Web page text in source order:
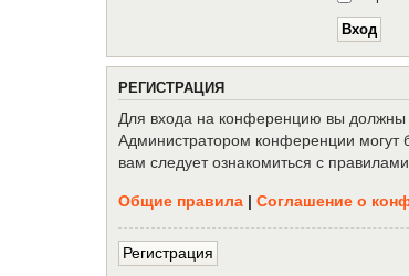
РЕГИСТРАЦИЯ
Для входа на конференцию вы должны
Администратором конференции могут
вам следует ознакомиться с
Общие правила | Соглашение о
Регистрация